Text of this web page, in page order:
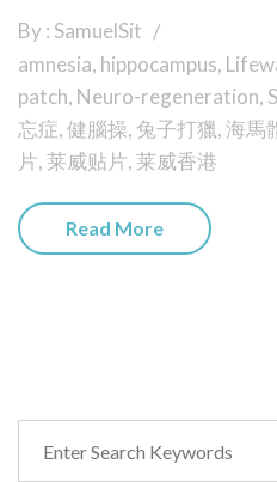
By : SamuelSit
amnesia, hippocampus,
patch, Neuro-regeneration,
忘症,健腦操, 兔子打獵, 海馬
片,莱威贴片,莱威香港
Read More